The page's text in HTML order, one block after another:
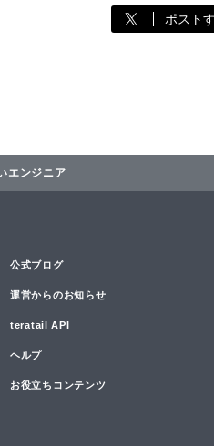
ポスト
エンジニア
公式ブログ
運営からのお知らせ
teratail API
ヘルプ
お役立ちコンテンツ